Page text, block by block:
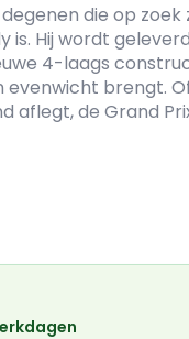
die op zoek
is. Hij wordt
4-laags
brengt.
aflegt, de Grand